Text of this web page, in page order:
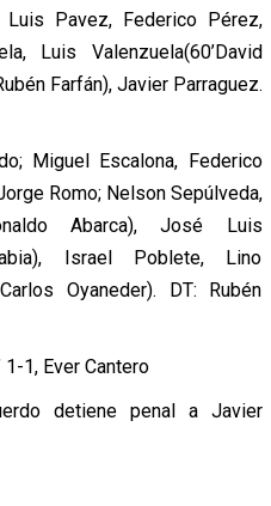
Luis Pavez, Federico Pérez,
Luis Valenzuela(60’David
Farfán), Javier Parraguez.
Miguel Escalona, Federico
Romo; Nelson Sepúlveda,
Abarca), José Luis
Israel Poblete, Lino
Oyaneder). DT: Rubén
1-1, Ever Cantero
detiene penal a Javier